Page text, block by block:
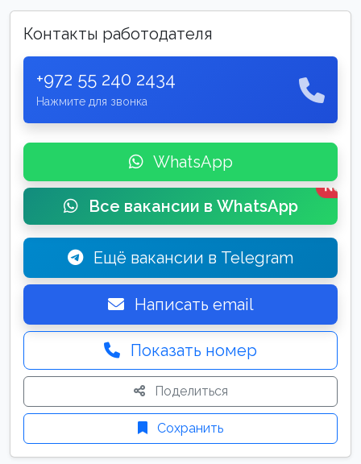
Контакты работодателя
+972 55 240 2434
Нажмите для звонка
WhatsApp
Все вакансии в WhatsApp
New
Ещё вакансии в Telegram
Написать email
Показать номер
Поделиться
Сохранить